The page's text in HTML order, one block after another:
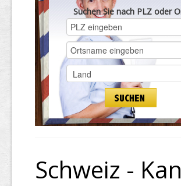
Suchen Sie nach PLZ oder
Schweiz -